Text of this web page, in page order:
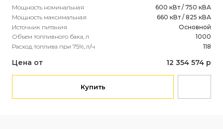
Мощность номинальная
600 кВт / 750 кВА
Мощность максимальная
660 кВт / 825 кВА
Источник питания
Основной
Объем топливного бака, л
1000
Расход топлива при 75%, л/ч
118
Цена от 12 354 574 р
Купить